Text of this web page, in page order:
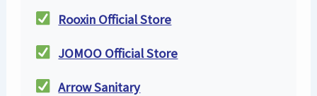
Rooxin Official Store
JOMOO Official Store
Arrow Sanitary